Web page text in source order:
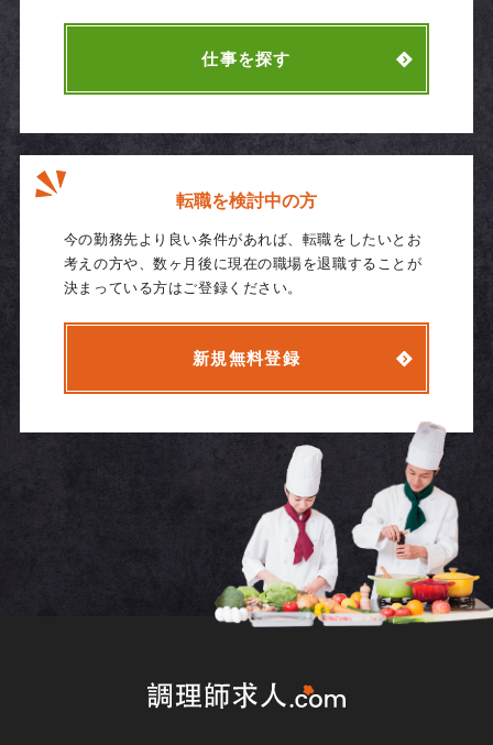
仕事を探す
転職を検討中の方
今の勤務先より良い条件があれば、転職をしたいとお
考えの方や、数ヶ月後に現在の職場を退職することが
決まっている方はご登録ください。
新規無料登録